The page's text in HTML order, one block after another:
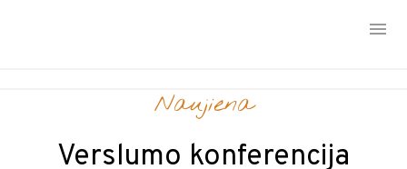
Naujiena
Verslumo konferencija